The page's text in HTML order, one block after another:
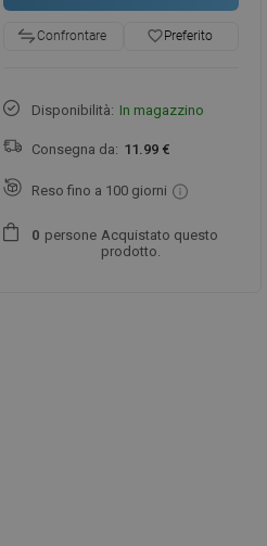
Confrontare favorite_borderPreferito
Disponibilità: In magazzino
Consegna da: 11.99 €
Reso fino a 100 giorni
0 persone Acquistato questo
prodotto.